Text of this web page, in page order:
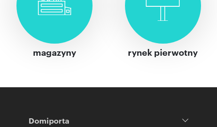
magazyny rynek pierwotny
Domiporta